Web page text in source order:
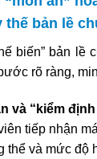
bản lề
biến” bản lề
rõ ràng,
và “kiểm
tiếp nhận
thể và mức độ